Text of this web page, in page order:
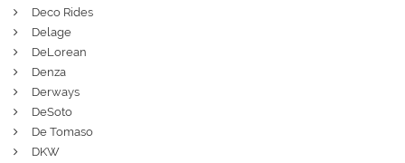
Deco Rides
Delage
DeLorean
Denza
Derways
DeSoto
De Tomaso
DKW